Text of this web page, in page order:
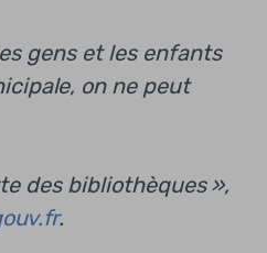
gens et les enfants
on ne peut
des bibliothèques »,
.